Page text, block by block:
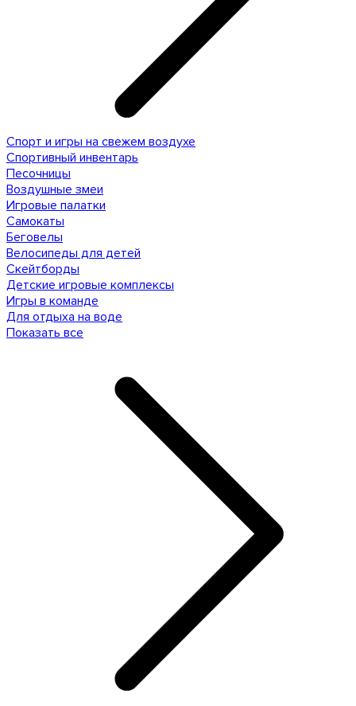
Спорт и игры на свежем воздухе
Спортивный инвентарь
Песочницы
Воздушные змеи
Игровые палатки
Самокаты
Беговелы
Велосипеды для детей
Скейтборды
Детские игровые комплексы
Игры в команде
Для отдыха на воде
Показать все